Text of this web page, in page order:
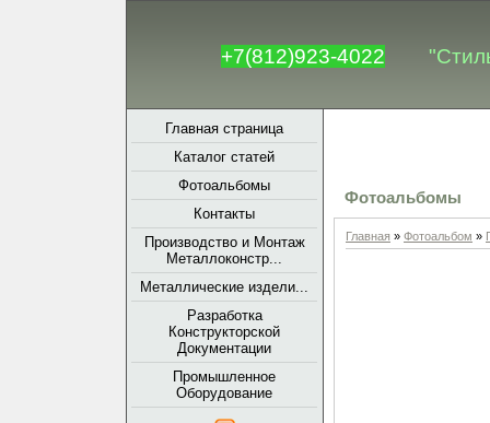
+7(812)923-4022
Главная страница
Каталог статей
Фотоальбомы
Контакты
Производство и Монтаж
Металлоконстр...
Металлические издели...
Разработка
Конструкторской
Документации
Промышленное
Оборудование
Фотоальбомы
Главная » Фотоальбом »